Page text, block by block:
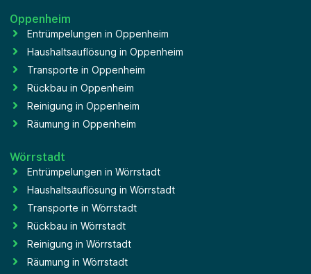
Oppenheim
Entrümpelungen in Oppenheim
Haushaltsauflösung in Oppenheim
Transporte in Oppenheim
Rückbau in Oppenheim
Reinigung in Oppenheim
Räumung in Oppenheim
Wörrstadt
Entrümpelungen in Wörrstadt
Haushaltsauflösung in Wörrstadt
Transporte in Wörrstadt
Rückbau in Wörrstadt
Reinigung in Wörrstadt
Räumung in Wörrstadt